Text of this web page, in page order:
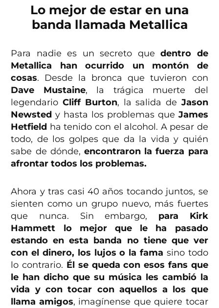
Lo mejor de estar en una
banda llamada Metallica
Para nadie es un secreto quedentro de
Metallica han ocurrido un montón de
cosas. Desde la bronca que tuvieron con
Dave Mustaine, la trágica muerte del
legendarioCliff Burton, la salida de Jason
Newsted y hasta los problemas que James
Hetfield ha tenido con el alcohol. A pesar de
todo, de los golpes que da la vida y quién
sabe de dónde, encontraron la fuerza para
afrontar todos los problemas.
Ahora y tras casi 40 años tocando juntos, se
sienten como un grupo nuevo, más fuertes
que nunca. Sin embargo, para Kirk
Hammett lo mejor que le ha pasado
estando en esta banda no tiene que ver
con el dinero, los lujos o la fama sino todo
lo contrario. Él se queda con esos fans que
le han dicho que su música les cambió la
vida y con tocar con aquellos a los que
llama amigos, imagínense que quiere tocar